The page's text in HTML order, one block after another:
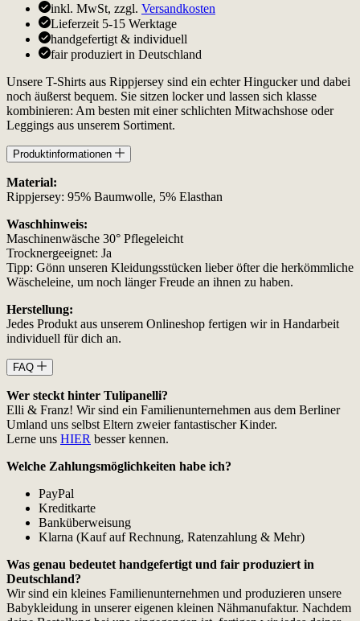
inkl. MwSt, zzgl. Versandkosten
Lieferzeit 5-15 Werktage
handgefertigt & individuell
fair produziert in Deutschland
Unsere T-Shirts aus Rippjersey sind ein echter Hingucker und dabei
noch äußerst bequem. Sie sitzen locker und lassen sich klasse
kombinieren: Am besten mit einer schlichten Mitwachshose oder
Leggings aus unserem Sortiment.
Produktinformationen
Material:
Rippjersey: 95% Baumwolle, 5% Elasthan
Waschhinweis:
Maschinenwäsche 30° Pflegeleicht
Trocknergeeignet: Ja
Tipp: Gönn unseren Kleidungsstücken lieber öfter die herkömmliche
Wäscheleine, um noch länger Freude an ihnen zu haben.
Herstellung:
Jedes Produkt aus unserem Onlineshop fertigen wir in Handarbeit
individuell für dich an.
FAQ
Wer steckt hinter Tulipanelli?
Elli & Franz! Wir sind ein Familienunternehmen aus dem Berliner
Umland uns selbst Eltern zweier fantastischer Kinder.
Lerne uns HIER besser kennen.
Welche Zahlungsmöglichkeiten habe ich?
PayPal
Kreditkarte
Banküberweisung
Klarna (Kauf auf Rechnung, Ratenzahlung & Mehr)
Was genau bedeutet handgefertigt und fair produziert in
Deutschland?
Wir sind ein kleines Familienunternehmen und produzieren unsere
Babykleidung in unserer eigenen kleinen Nähmanufaktur. Nachdem